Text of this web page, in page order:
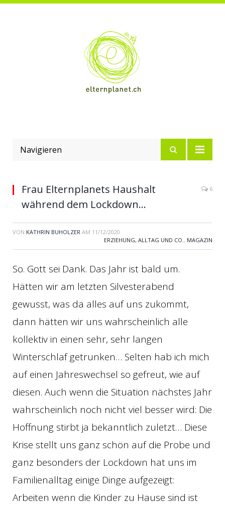
Navigieren
Frau Elternplanets Haushalt
während dem Lockdown…
6
VON KATHRIN BUHOLZER AM 11/12/2020
ERZIEHUNG, ALLTAG UND CO., MAGAZIN
So. Gott sei Dank. Das Jahr ist bald um.
Hätten wir am letzten Silvesterabend
gewusst, was da alles auf uns zukommt,
dann hätten wir uns wahrscheinlich alle
kollektiv in einen sehr, sehr langen
Winterschlaf getrunken… Selten hab ich mich
auf einen Jahreswechsel so gefreut, wie auf
diesen. Auch wenn die Situation nächstes Jahr
wahrscheinlich noch nicht viel besser wird: Die
Hoffnung stirbt ja bekanntlich zuletzt… Diese
Krise stellt uns ganz schön auf die Probe und
ganz besonders der Lockdown hat uns im
Familienalltag einige Dinge aufgezeigt:
Arbeiten wenn die Kinder zu Hause sind ist